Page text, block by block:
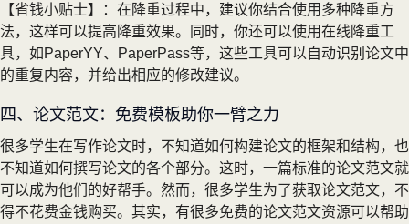
【省钱小贴士】：在降重过程中，建议你结合使用多种降重方
法，这样可以提高降重效果。同时，你还可以使用在线降重工
具，如PaperYY、PaperPass等，这些工具可以自动识别论文中
的重复内容，并给出相应的修改建议。
四、论文范文：免费模板助你一臂之力
很多学生在写作论文时，不知道如何构建论文的框架和结构，也
不知道如何撰写论文的各个部分。这时，一篇标准的论文范文就
可以成为他们的好帮手。然而，很多学生为了获取论文范文，不
得不花费金钱购买。其实，有很多免费的论文范文资源可以帮助